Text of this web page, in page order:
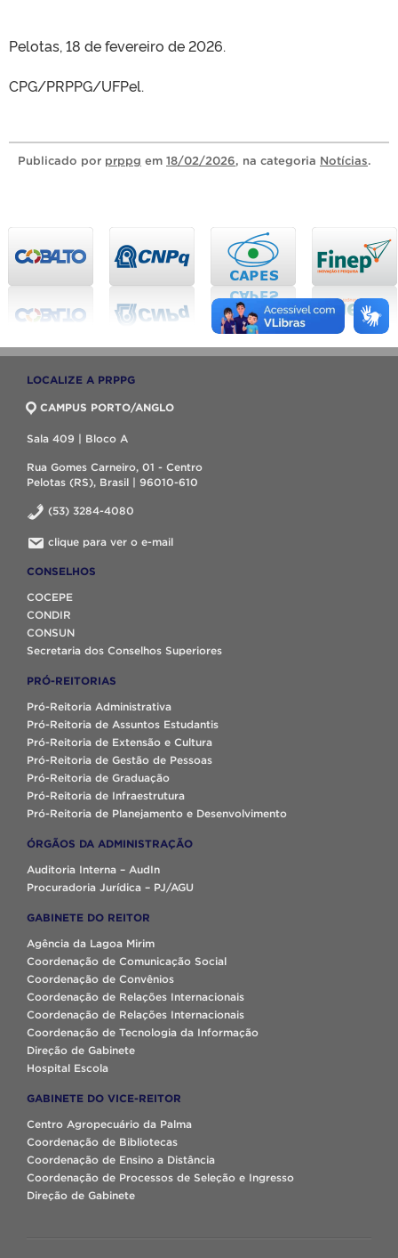
Pelotas, 18 de fevereiro de 2026.
CPG/PRPPG/UFPel.
Publicado por prppg em 18/02/2026, na categoria Notícias.
LOCALIZE A PRPPG
CAMPUS PORTO/ANGLO
Sala 409 | Bloco A
Rua Gomes Carneiro, 01 - Centro
Pelotas (RS), Brasil | 96010-610
(53) 3284-4080
clique para ver o e-mail
CONSELHOS
COCEPE
CONDIR
CONSUN
Secretaria dos Conselhos Superiores
PRÓ-REITORIAS
Pró-Reitoria Administrativa
Pró-Reitoria de Assuntos Estudantis
Pró-Reitoria de Extensão e Cultura
Pró-Reitoria de Gestão de Pessoas
Pró-Reitoria de Graduação
Pró-Reitoria de Infraestrutura
Pró-Reitoria de Planejamento e Desenvolvimento
ÓRGÃOS DA ADMINISTRAÇÃO
Auditoria Interna – AudIn
Procuradoria Jurídica – PJ/AGU
GABINETE DO REITOR
Agência da Lagoa Mirim
Coordenação de Comunicação Social
Coordenação de Convênios
Coordenação de Relações Internacionais
Coordenação de Relações Internacionais
Coordenação de Tecnologia da Informação
Direção de Gabinete
Hospital Escola
GABINETE DO VICE-REITOR
Centro Agropecuário da Palma
Coordenação de Bibliotecas
Coordenação de Ensino a Distância
Coordenação de Processos de Seleção e Ingresso
Direção de Gabinete